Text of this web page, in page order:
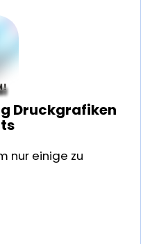
Druckgrafiken
nur einige zu